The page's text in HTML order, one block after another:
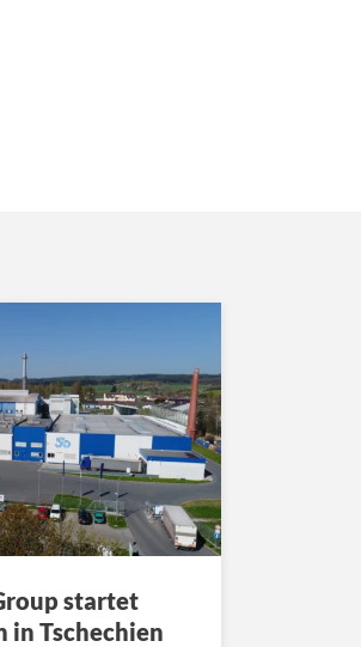
startet
Tschechien